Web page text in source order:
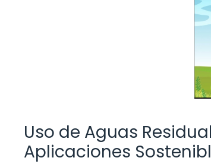
Uso de Aguas
Aplicaciones